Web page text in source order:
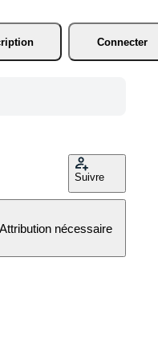
Connecter
Suivre
Attribution nécessaire